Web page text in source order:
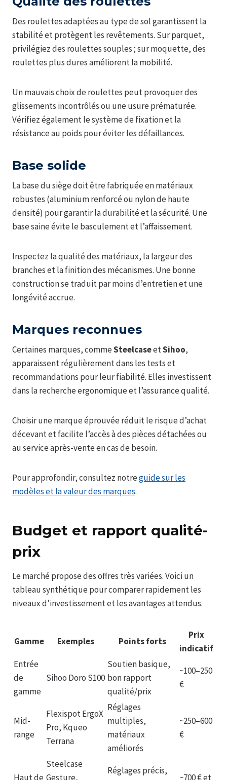
Des roulettes adaptées au type de sol garantissent la
stabilité et protègent les revêtements. Sur parquet,
privilégiez des roulettes souples ; sur moquette, des
roulettes plus dures améliorent la mobilité.
Un mauvais choix de roulettes peut provoquer des
glissements incontrôlés ou une usure prématurée.
Vérifiez également le système de fixation et la
résistance au poids pour éviter les défaillances.
Base solide
La base du siège doit être fabriquée en matériaux
robustes (aluminium renforcé ou nylon de haute
densité) pour garantir la durabilité et la sécurité. Une
base saine évite le basculement et l’affaissement.
Inspectez la qualité des matériaux, la largeur des
branches et la finition des mécanismes. Une bonne
construction se traduit par moins d’entretien et une
longévité accrue.
Marques reconnues
Certaines marques, commeSteelcaseetSihoo,
apparaissent régulièrement dans les tests et
recommandations pour leur fiabilité. Elles investissent
dans la recherche ergonomique et l’assurance qualité.
Choisir une marque éprouvée réduit le risque d’achat
décevant et facilite l’accès à des pièces détachées ou
au service après-vente en cas de besoin.
Pour approfondir, consultez notreguide sur les
modèles et la valeur des marques.
Budget et rapport qualité-
prix
Le marché propose des offres très variées. Voici un
tableau synthétique pour comparer rapidement les
niveaux d’investissement et les avantages attendus.
Gamme Exemples Points forts
Prix
indicatif
Entrée
de
gamme
Sihoo Doro S100
Soutien basique,
bon rapport
qualité/prix
~100–250
€
Mid-
range
Flexispot ErgoX
Pro, Kqueo
Terrana
Réglages
multiples,
matériaux
améliorés
~250–600
€
Haut de
Steelcase
Gesture,
Réglages précis,
~700 € et